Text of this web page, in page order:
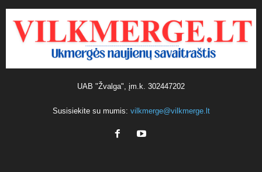
UAB "Žvalga", įm.k. 302447202
Susisiekite su mumis: vilkmerge@vilkmerge.lt